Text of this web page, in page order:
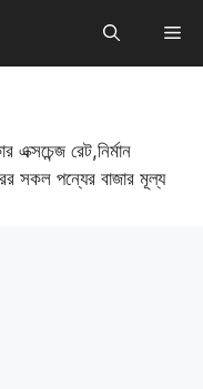
মেনু
রেট,নির্মান
সকল পন্যের বাজার মূল্য